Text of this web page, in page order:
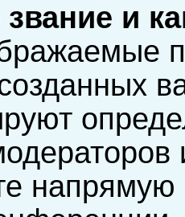
звание и
напрямую